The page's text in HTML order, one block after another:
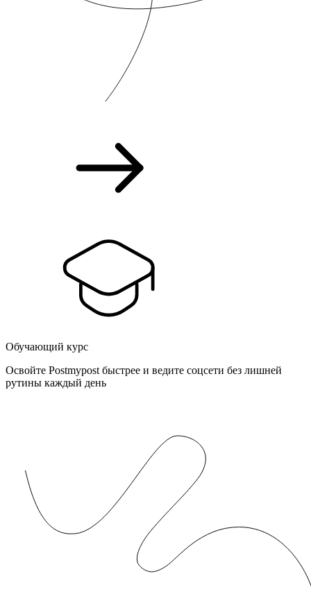
Обучающий курс
Освойте Postmypost быстрее и ведите соцсети без лишней
рутины каждый день